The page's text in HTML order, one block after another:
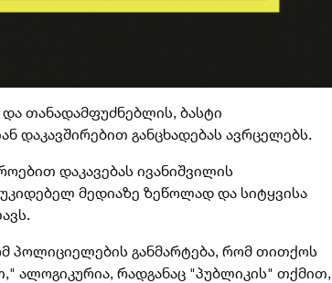
თანადამფუძნებლის, ბასტი
დაკავშირებით განცხადებას ავრცელებს.
დაკავებას ივანიშვილის
მედიაზე ზეწოლად და სიტყვისა
პოლიციელების განმარტება, რომ თითქოს
ალოგიკურია, რადგანაც "პუბლიკის" თქმით,